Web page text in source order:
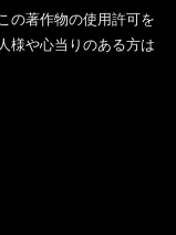
の著作物の使用許可を
様や心当りのある方は